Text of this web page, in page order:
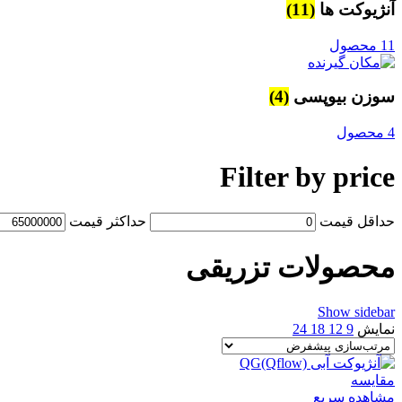
آنژیوکت ها (11)
11 محصول
سوزن بیوپسی (4)
4 محصول
Filter by price
حداقل قیمت حداکثر قیمت
محصولات تزریقی
Show sidebar
نمایش 9
12
18
24
مقایسه
مشاهده سریع